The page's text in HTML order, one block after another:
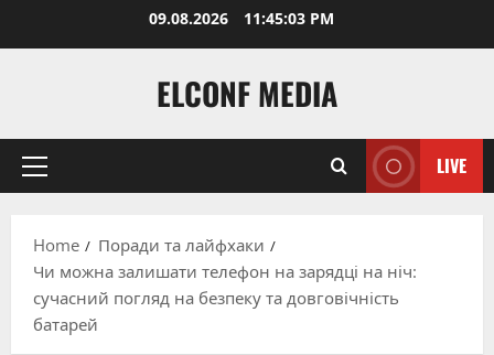
09.08.2026 11:45:04 PM
ELCONF MEDIA
Primary
LIVE
Home
Поради та лайфхаки
Чи можна залишати телефон на зарядці на ніч:
сучасний погляд на безпеку та довговічність
батарей